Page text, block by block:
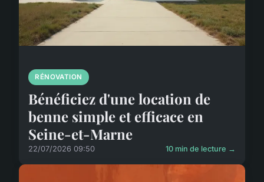
RÉNOVATION
Bénéficiez d'une location de
benne simple et efficace en
Seine-et-Marne
22/07/2026 09:50 10 min de lecture →